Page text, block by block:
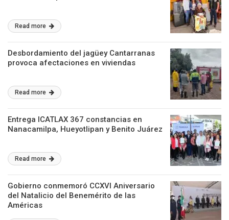
Read more
Desbordamiento del jagüey Cantarranas
provoca afectaciones en viviendas
Read more
Entrega ICATLAX 367 constancias en
Nanacamilpa, Hueyotlipan y Benito Juárez
Read more
Gobierno conmemoró CCXVI Aniversario
del Natalicio del Benemérito de las
Américas